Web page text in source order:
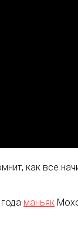
как все
маньяк